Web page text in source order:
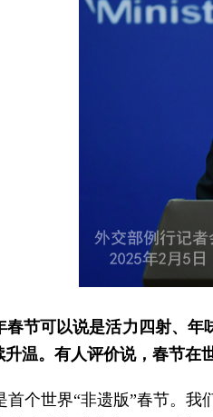
春节可以说是活力四射、
温。有人评价说，春节在
首个世界“非遗版”春节。